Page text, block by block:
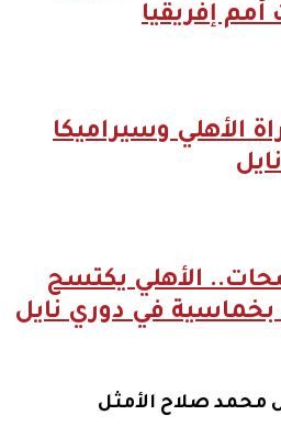
أمم إفريقيا
الأهلي وسيراميكا
الأهلي يكتسح
بخماسية في دوري نايل
محمد صلاح الأمثل